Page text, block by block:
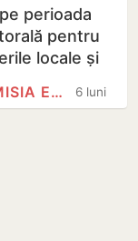
perioada
pentru
locale și
6 luni
COMISIA ELECTORALĂ CENTRALĂ